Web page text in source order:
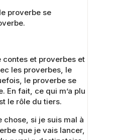
proverbe se
contes et proverbes et
les proverbes, le
le proverbe se
En fait, ce qui m’a plu
le rôle du tiers.
chose, si je suis mal à
que je vais lancer,